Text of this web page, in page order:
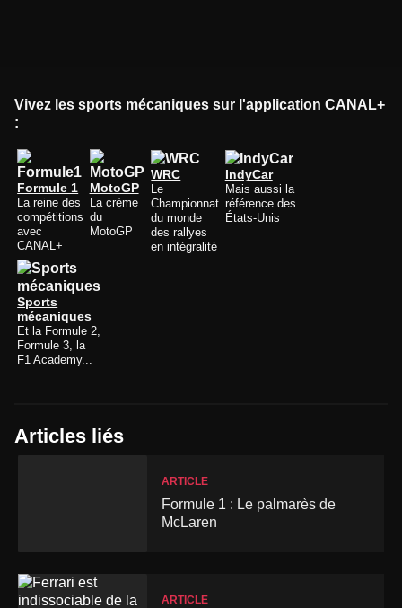
Vivez les sports mécaniques sur l'application CANAL+
:
Formule 1
La reine des
compétitions
avec
CANAL+
MotoGP
La crème
du
MotoGP
WRC
Le
Championnat
du monde
des rallyes
en intégralité
IndyCar
Mais aussi la
référence des
États-Unis
Sports
mécaniques
Et la Formule 2,
Formule 3, la
F1 Academy...
Articles liés
ARTICLE
Formule 1 : Le palmarès de
McLaren
ARTICLE